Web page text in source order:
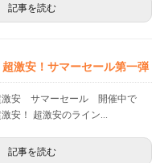
記事を読む
激安！サマーセール第一弾
激安 サマーセール 開催中で
安！ 超激安のライン...
記事を読む